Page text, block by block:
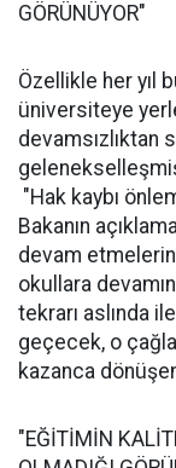
GÖRÜNÜYOR"
Özellikle her yıl
üniversiteye
devamsızlıktan
"Hak kaybı
Bakanın
devam
okullara
tekrarı aslında
geçecek, o
kazanca
"EĞİTİMİN